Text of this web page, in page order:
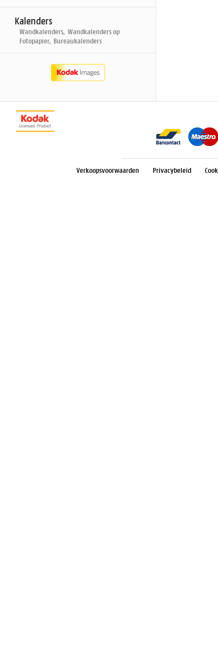
Kalenders
Wandkalenders, Wandkalenders op
Fotopapier, Bureaukalenders
Verkoopsvoorwaarden Privacybeleid